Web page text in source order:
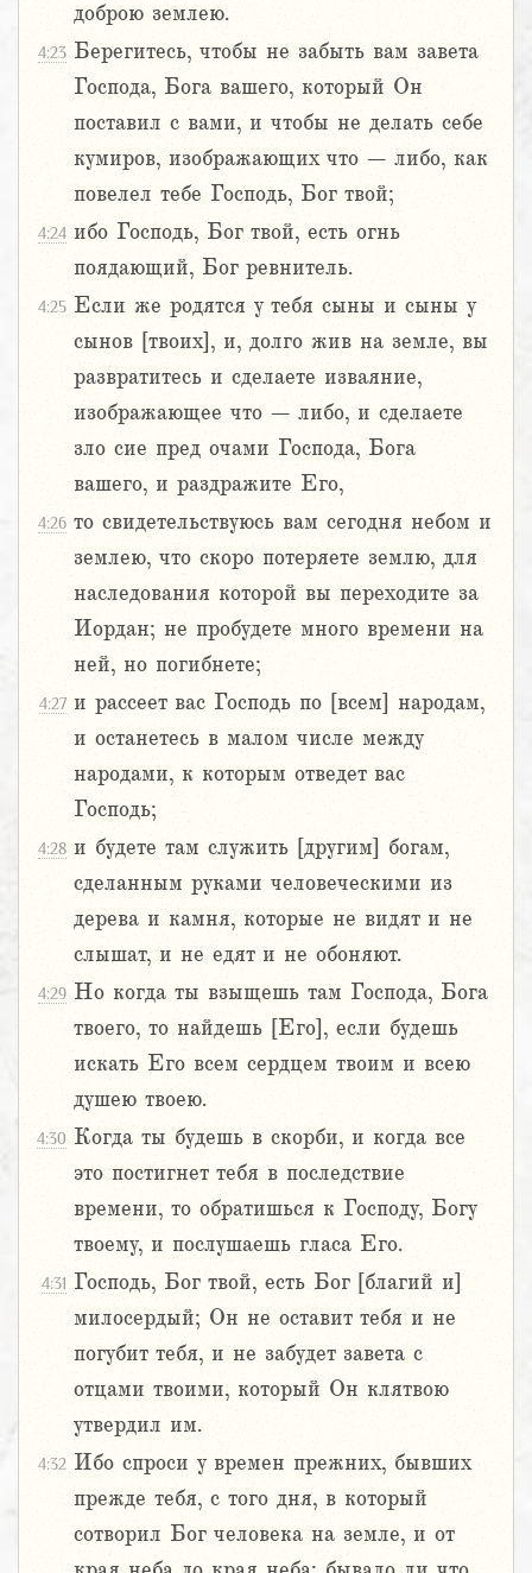
доброю землею.
4:23 Берегитесь, чтобы не забыть вам завета
Господа, Бога вашего, который Он
поставил с вами, и чтобы не делать себе
кумиров, изображающих что – либо, как
повелел тебе Господь, Бог твой;
4:24 ибо Господь, Бог твой, есть огнь
поядающий, Бог ревнитель.
4:25 Если же родятся у тебя сыны и сыны у
сынов [твоих], и, долго жив на земле, вы
развратитесь и сделаете изваяние,
изображающее что – либо, и сделаете
зло сие пред очами Господа, Бога
вашего, и раздражите Его,
4:26 то свидетельствуюсь вам сегодня небом и
землею, что скоро потеряете землю, для
наследования которой вы переходите за
Иордан; не пробудете много времени на
ней, но погибнете;
4:27 и рассеет вас Господь по [всем] народам,
и останетесь в малом числе между
народами, к которым отведет вас
Господь;
4:28 и будете там служить [другим] богам,
сделанным руками человеческими из
дерева и камня, которые не видят и не
слышат, и не едят и не обоняют.
4:29 Но когда ты взыщешь там Господа, Бога
твоего, то найдешь [Его], если будешь
искать Его всем сердцем твоим и всею
душею твоею.
4:30 Когда ты будешь в скорби, и когда все
это постигнет тебя в последствие
времени, то обратишься к Господу, Богу
твоему, и послушаешь гласа Его.
4:31 Господь, Бог твой, есть Бог [благий и]
милосердый; Он не оставит тебя и не
погубит тебя, и не забудет завета с
отцами твоими, который Он клятвою
утвердил им.
4:32 Ибо спроси у времен прежних, бывших
прежде тебя, с того дня, в который
сотворил Бог человека на земле, и от